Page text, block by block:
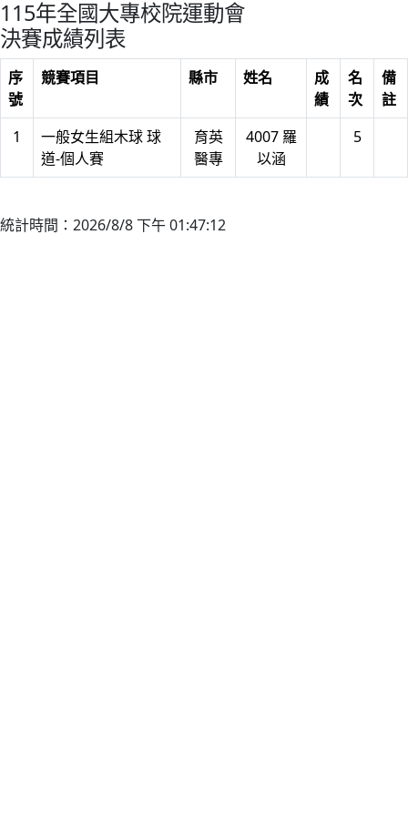
115年全國大專校院運動會
決賽成績列表
序
號
競賽項目 縣市 姓名
成
績
名
次
備
註
1
一般女生組木球 球
道-個人賽
育英
醫專
4007 羅
以涵
5
統計時間：2026/8/8 下午 01:47:12